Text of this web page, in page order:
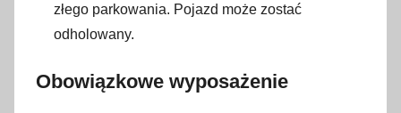
złego parkowania. Pojazd może zostać
odholowany.
Obowiązkowe wyposażenie